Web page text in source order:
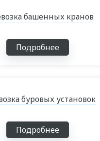
башенных кранов
Подробнее
буровых установок
Подробнее